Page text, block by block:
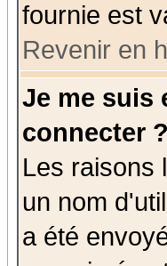
fournie est
Revenir en
Je me suis
connecter
Les raisons
un nom
a été